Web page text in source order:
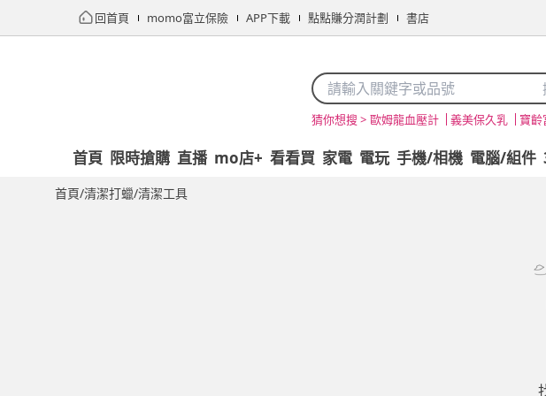
回首頁 momo富立保險 APP下載 點點賺分潤計劃 書店
猜你想搜 > 歐姆龍血壓計 義美保久乳 寶齡
首頁 限時搶購 直播 mo店+ 看看買 家電 電玩 手機/相機 電腦/組件
首頁/清潔打蠟/清潔工具